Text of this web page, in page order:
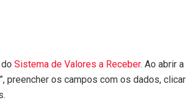
Sistema de Valores a Receber. Ao abrir a
preencher os campos com os dados, clicar